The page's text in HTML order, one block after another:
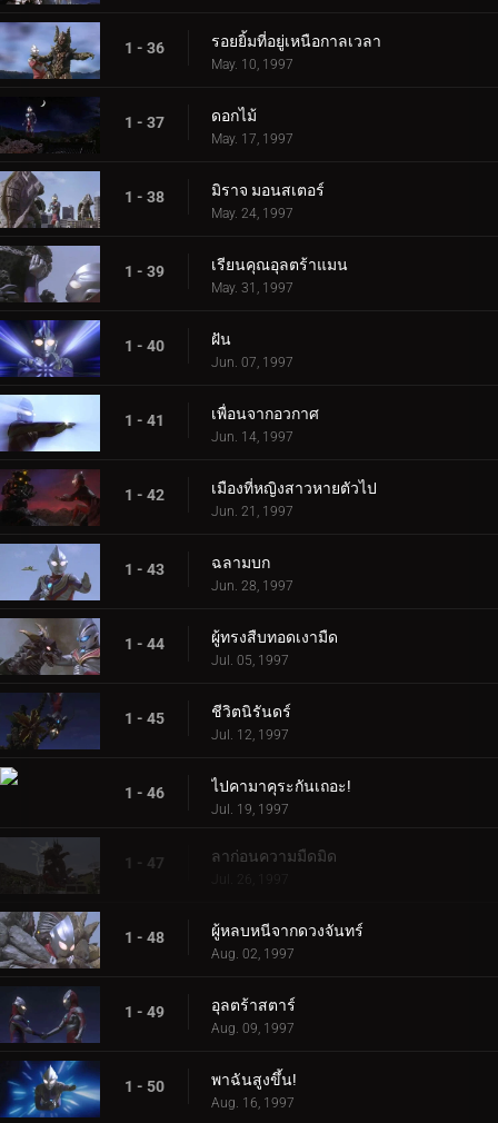
1 - 36 รอยยิ้มที่อยู่เหนือกาลเวลา
May. 10, 1997
1 - 37 ดอกไม้
May. 17, 1997
1 - 38 มิราจ มอนสเตอร์
May. 24, 1997
1 - 39 เรียนคุณอุลตร้าแมน
May. 31, 1997
1 - 40 ฝัน
Jun. 07, 1997
1 - 41 เพื่อนจากอวกาศ
Jun. 14, 1997
1 - 42 เมืองที่หญิงสาวหายตัวไป
Jun. 21, 1997
1 - 43 ฉลามบก
Jun. 28, 1997
1 - 44 ผู้ทรงสืบทอดเงามืด
Jul. 05, 1997
1 - 45 ชีวิตนิรันดร์
Jul. 12, 1997
1 - 46 ไปคามาคุระกันเถอะ!
Jul. 19, 1997
1 - 47 ลาก่อนความมืดมิด
Jul. 26, 1997
1 - 48 ผู้หลบหนีจากดวงจันทร์
Aug. 02, 1997
1 - 49 อุลตร้าสตาร์
Aug. 09, 1997
1 - 50 พาฉันสูงขึ้น!
Aug. 16, 1997